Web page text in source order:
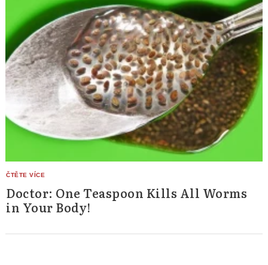
Doctor: One Teaspoon Kills All Worms
in Your Body!